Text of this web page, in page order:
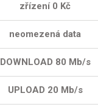
zřízení 0 Kč
neomezená data
DOWNLOAD 80 Mb/s
UPLOAD 20 Mb/s